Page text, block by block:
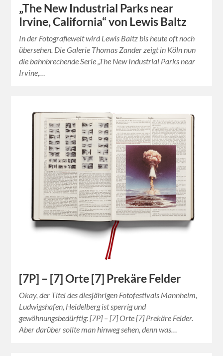
„The New Industrial Parks near
Irvine, California“ von Lewis Baltz
In der Fotografiewelt wird Lewis Baltz bis heute oft noch
übersehen. Die Galerie Thomas Zander zeigt in Köln nun
die bahnbrechende Serie „The New Industrial Parks near
Irvine,…
[7P] – [7] Orte [7] Prekäre Felder
Okay, der Titel des diesjährigen Fotofestivals Mannheim,
Ludwigshafen, Heidelberg ist sperrig und
gewöhnungsbedürftig: [7P] – [7] Orte [7] Prekäre Felder.
Aber darüber sollte man hinweg sehen, denn was…